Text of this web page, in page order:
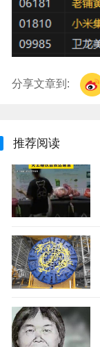
分享文章到:
推荐阅读